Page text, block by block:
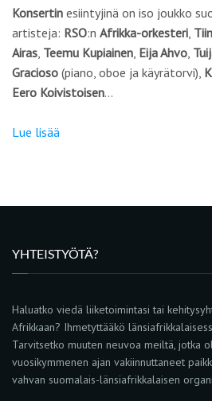
Konsertin esiintyjinä on iso joukko
artisteja: RSO:n Afrikka-orkesteri,
Airas, Teemu Kupiainen, Eija Ahvo,
Gracioso (piano, oboe ja käyrätorvi),
Eero Koivistoisen…
Lue lisää
YHTEISTYÖTÄ?
Haluatko viedä liiketoimintasi tai
Afrikkaan? Ihmetyttääkö
Tarvitsetko muuten neuvoa meiltä, jotka
vuosikymmenen ajan vakiinnuttaneet
vahvan suomalais-länsiafrikkalaisen